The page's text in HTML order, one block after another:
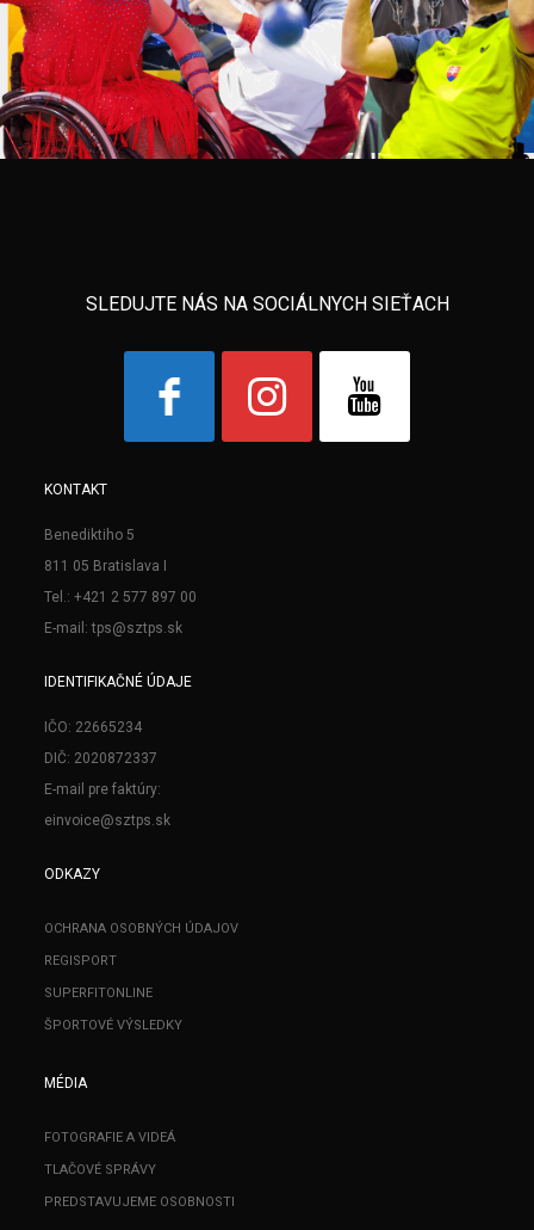
SLEDUJTE NÁS NA SOCIÁLNYCH SIEŤACH
KONTAKT
Benediktiho 5
811 05 Bratislava I
Tel.: +421 2 577 897 00
E-mail: tps@sztps.sk
IDENTIFIKAČNÉ ÚDAJE
IČO: 22665234
DIČ: 2020872337
E-mail pre faktúry:
einvoice@sztps.sk
ODKAZY
OCHRANA OSOBNÝCH ÚDAJOV
REGISPORT
SUPERFITONLINE
ŠPORTOVÉ VÝSLEDKY
MÉDIA
FOTOGRAFIE A VIDEÁ
TLAČOVÉ SPRÁVY
PREDSTAVUJEME OSOBNOSTI